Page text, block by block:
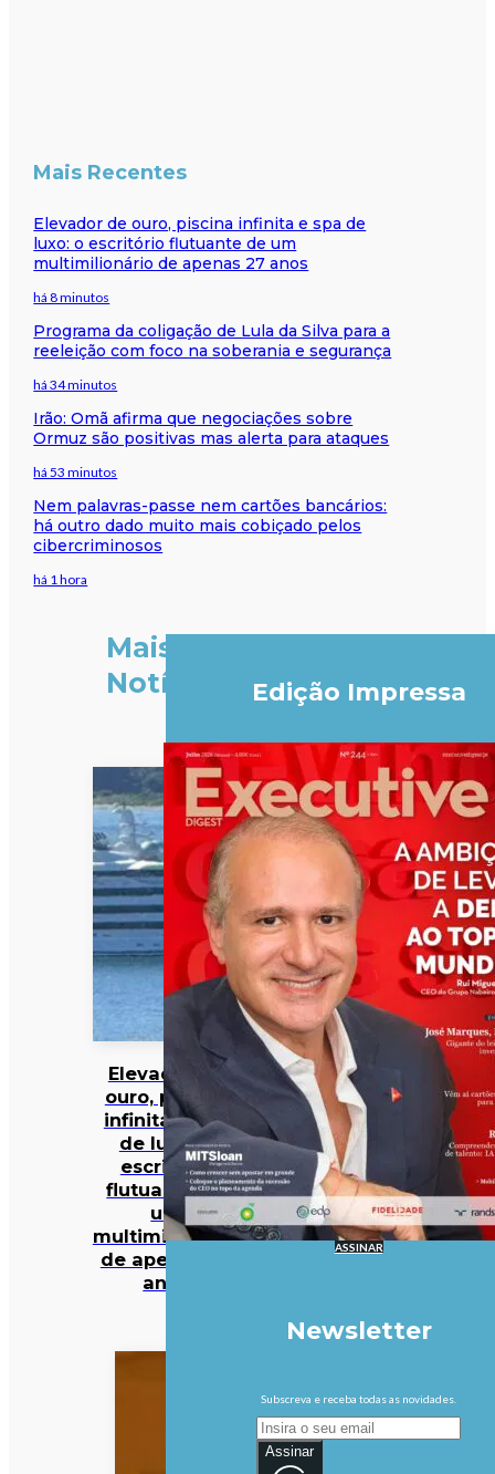
Mais Recentes
Elevador de ouro, piscina infinita e spa de
luxo: o escritório flutuante de um
multimilionário de apenas 27 anos
há 8 minutos
Programa da coligação de Lula da Silva para a
reeleição com foco na soberania e segurança
há 34 minutos
Irão: Omã afirma que negociações sobre
Ormuz são positivas mas alerta para ataques
há 53 minutos
Nem palavras-passe nem cartões bancários:
há outro dado muito mais cobiçado pelos
cibercriminosos
há 1 hora
Mais
Notícias
Elevador de
ouro, piscina
infinita e spa
de luxo: o
escritório
flutuante de
um
multimilionário
de apenas 27
anos
Edição Impressa
ASSINAR
Newsletter
Subscreva e receba todas as novidades.
Assinar